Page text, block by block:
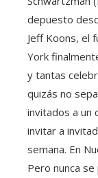
depuesto
Jeff Koons, el
York
y tantas
quizás no
invitados a un
invitar a
semana. En
Pero nunca